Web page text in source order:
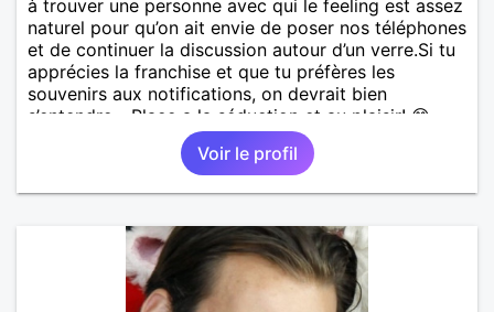
à trouver une personne avec qui le feeling est assez
naturel pour qu’on ait envie de poser nos téléphones
et de continuer la discussion autour d’un verre. ​Si tu
apprécies la franchise et que tu préfères les
souvenirs aux notifications, on devrait bien
s’entendre... Place a la séduction et au plaisir! 😊
Voir le profil